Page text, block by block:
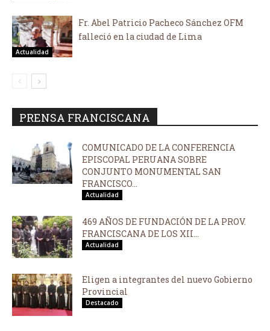
Actualidad
Fr. Abel Patricio Pacheco Sánchez OFM
falleció en la ciudad de Lima
PRENSA FRANCISCANA
COMUNICADO DE LA CONFERENCIA
EPISCOPAL PERUANA SOBRE
CONJUNTO MONUMENTAL SAN
FRANCISCO...
Actualidad
469 AÑOS DE FUNDACIÓN DE LA PROV.
FRANCISCANA DE LOS XII...
Actualidad
Eligen a integrantes del nuevo Gobierno
Provincial
Destacado